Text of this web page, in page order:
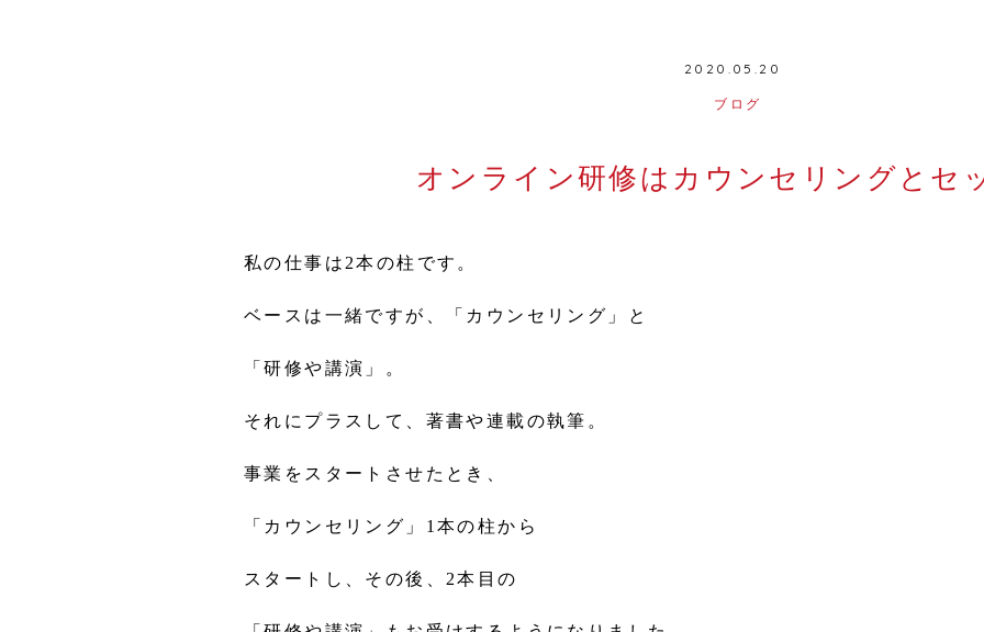
2020.05.20
ブログ
オンライン研修はカウンセリングとセ
私の仕事は2本の柱です。
ベースは一緒ですが、「カウンセリング」と
「研修や講演」。
それにプラスして、著書や連載の執筆。
事業をスタートさせたとき、
「カウンセリング」1本の柱から
スタートし、その後、2本目の